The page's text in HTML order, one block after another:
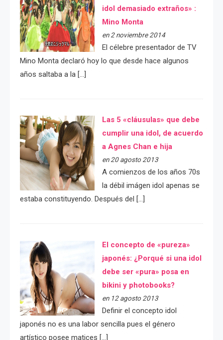
idol demasiado extraños» :
Mino Monta
en 2 noviembre 2014
El célebre presentador de TV
Mino Monta declaró hoy lo que desde hace algunos
años saltaba a la […]
Las 5 «cláusulas» que debe
cumplir una idol, de acuerdo
a Agnes Chan e hija
en 20 agosto 2013
A comienzos de los años 70s
la débil imágen idol apenas se
estaba constituyendo. Después del […]
El concepto de «pureza»
japonés: ¿Porqué si una idol
debe ser «pura» posa en
bikini y photobooks?
en 12 agosto 2013
Definir el concepto idol
japonés no es una labor sencilla pues el género
artístico posee matices […]